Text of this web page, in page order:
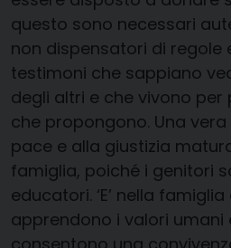
questo sono necessari
non dispensatori di regole
testimoni che sappiano
degli altri e che vivono per
che propongono. Una
pace e alla giustizia
famiglia, poiché i genitori
educatori. ‘E’ nella
apprendono i valori umani